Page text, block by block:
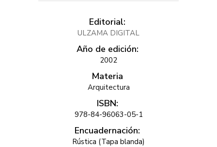
Editorial:
ULZAMA DIGITAL
Año de edición:
2002
Materia
Arquitectura
ISBN:
978-84-96063-05-1
Encuadernación:
Rústica (Tapa blanda)